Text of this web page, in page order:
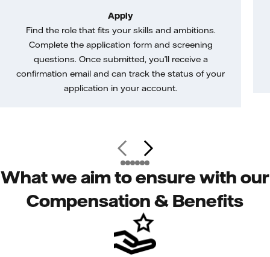
Apply
Find the role that fits your skills and ambitions.
Complete the application form and screening
questions. Once submitted, you’ll receive a
confirmation email and can track the status of your
application in your account.
What we aim to ensure with our
Compensation & Benefits